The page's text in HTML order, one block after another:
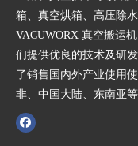
箱、真空烘箱、高压除
VACUWORX 真空搬运
们提供优良的技术及研
了销售国内外产业使用
非、中国大陆、东南亚等